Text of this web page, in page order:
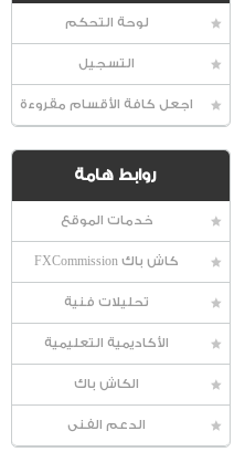
لوحة التحكم
التسجيل
اجعل كافة الأقسام مقروءة
روابط هامة
خدمات الموقع
كاش باك FXCommission
تحليلات فنية
الأكاديمية التعليمية
الكاش باك
الدعم الفنى